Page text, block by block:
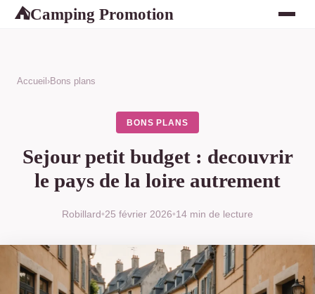
⛺Camping Promotion
Accueil ›Bons plans
BONS PLANS
Sejour petit budget : decouvrir
le pays de la loire autrement
Robillard•25 février 2026•14 min de lecture